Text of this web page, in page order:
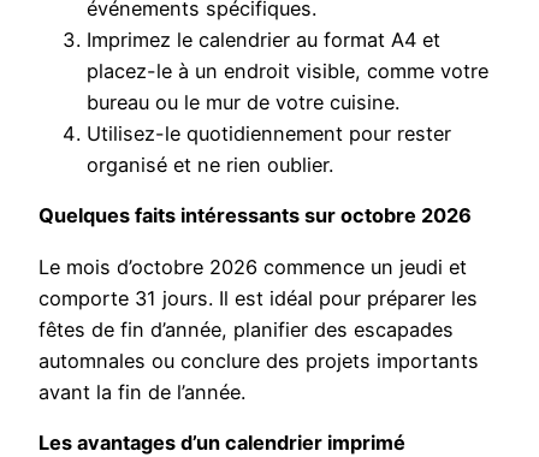
événements spécifiques.
Imprimez le calendrier au format A4 et
placez-le à un endroit visible, comme votre
bureau ou le mur de votre cuisine.
Utilisez-le quotidiennement pour rester
organisé et ne rien oublier.
Quelques faits intéressants sur octobre 2026
Le mois d’octobre 2026 commence un jeudi et
comporte 31 jours. Il est idéal pour préparer les
fêtes de fin d’année, planifier des escapades
automnales ou conclure des projets importants
avant la fin de l’année.
Les avantages d’un calendrier imprimé